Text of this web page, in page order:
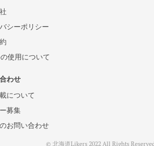
シーポリシー
使用について
わせ
について
募集
お問い合わせ
© 北海道Likers 2022 All Rights